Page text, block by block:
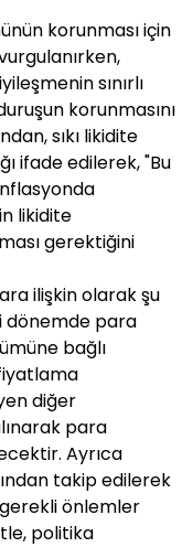
korunması için
sınırlı
korunmasını
sıkı likidite
ifade edilerek, "Bu
likidite
gerektiğini
ilişkin olarak şu
dönemde para
bağlı
diğer
para
Ayrıca
takip edilerek
önlemler
politika